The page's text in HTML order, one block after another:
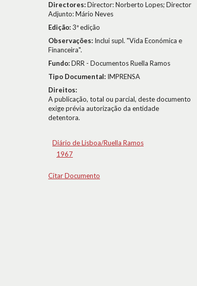
Directores:Director: Norberto Lopes; Director
Adjunto: Mário Neves
Edição:3ª edição
Observações: Inclui supl. "Vida Económica e
Financeira".
Fundo:DRR - Documentos Ruella Ramos
Tipo Documental: IMPRENSA
Direitos:
A publicação, total ou parcial, deste documento
exige prévia autorização da entidade
detentora.
Diário de Lisboa/Ruella Ramos
1967
Citar Documento